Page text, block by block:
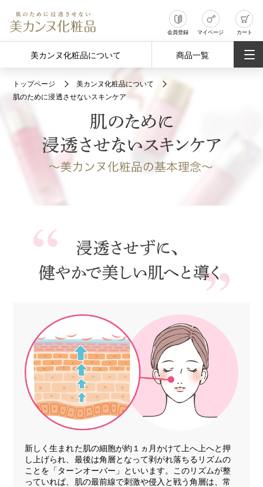
会員登録 マイページ カート
美カンヌ化粧品について 商品一覧
トップページ
美カンヌ化粧品について
肌のために浸透させないスキンケア
新しく生まれた肌の細胞が約１ヵ月かけて上へ上へと押
し上げられ、最後は角層となって剥がれ落ちるリズムの
ことを「ターンオーバー」といいます。このリズムが整
っていれば、肌の最前線で刺激や侵入と戦う角層は、常